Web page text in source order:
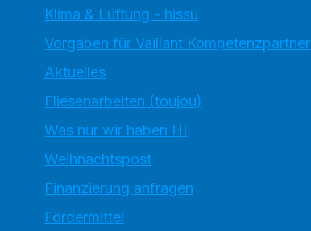
Klima & Lüftung - hissu
Vorgaben für Vaillant Kompetenzpartner
Aktuelles
Fliesenarbeiten (toujou)
Was nur wir haben HI
Weihnachtspost
Finanzierung anfragen
Fördermittel